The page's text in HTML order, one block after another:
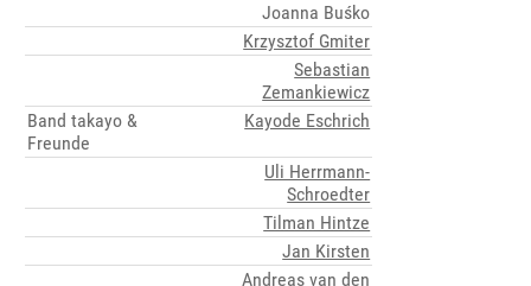
Joanna Buśko
Krzysztof Gmiter
Sebastian
Zemankiewicz
Band takayo &
Freunde
Kayode Eschrich
Uli Herrmann-
Schroedter
Tilman Hintze
Jan Kirsten
Andreas van den